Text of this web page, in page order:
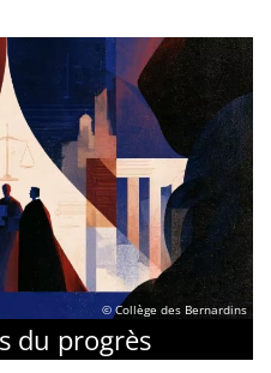
© Collège des Bernardins
du progrès